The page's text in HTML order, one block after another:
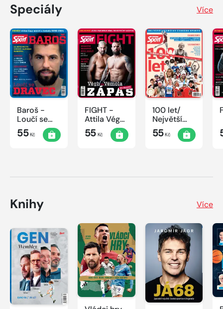
Speciály Více
Baroš -
Loučí se
dravec
55Kč
FIGHT -
Attila Végh
vs. Karlos
Vémola
55Kč
100 let/
Největší
okamžiky
českého
55Kč
Knihy Více